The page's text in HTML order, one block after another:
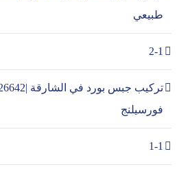
طبيعي
2-1
فورسيلنج
1-1